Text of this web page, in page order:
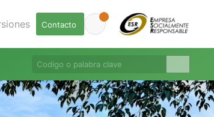
Contacto